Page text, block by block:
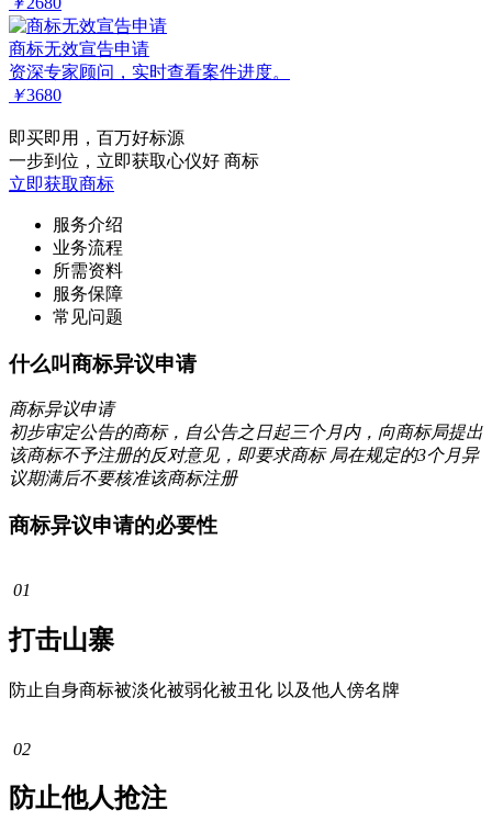
商标无效宣告申请
资深专家顾问，实时查看案件进度。
￥3680
即买即用，百万好标源
一步到位，立即获取心仪好 商标
立即获取商标
服务介绍
业务流程
所需资料
服务保障
常见问题
什么叫商标异议申请
商标异议申请
初步审定公告的商标，自公告之日起三个月内，向商标局提出
该商标不予注册的反对意见，即要求商标 局在规定的3个月异
议期满后不要核准该商标注册
商标异议申请的必要性
01
打击山寨
防止自身商标被淡化被弱化被丑化 以及他人傍名牌
02
防止他人抢注